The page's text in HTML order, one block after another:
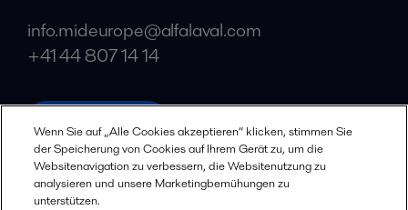
info.mideurope@alfalaval.com
+41 44 807 14 14
Soziale Medien
Facebook
Wenn Sie auf „Alle Cookies akzeptieren“ klicken, stimmen Sie
der Speicherung von Cookies auf Ihrem Gerät zu, um die
Websitenavigation zu verbessern, die Websitenutzung zu
analysieren und unsere Marketingbemühungen zu
unterstützen.